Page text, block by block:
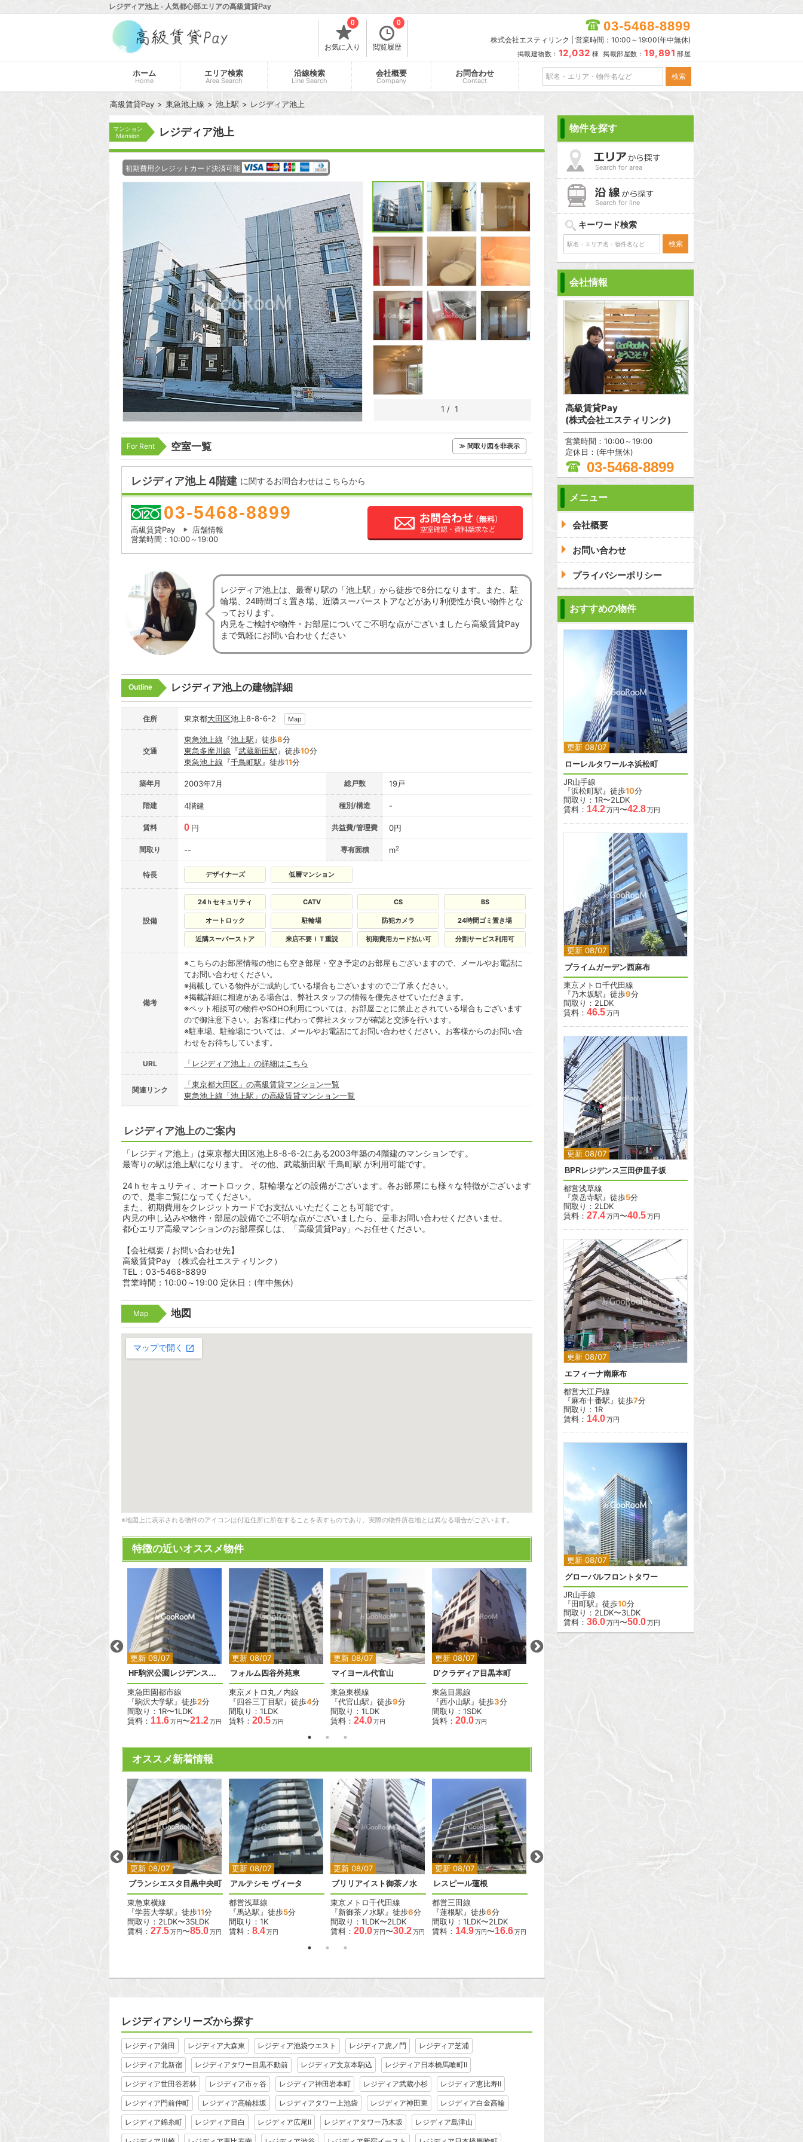
レジディア池上 - 人気都心部エリアの高級賃貸Pay
お気に入り
0
閲覧履歴
0 03-5468-8899
株式会社エスティリンク | 営業時間：10:00～19:00(年中無休)
掲載建物数： 12,032 棟 掲載部屋数： 19,891 部屋
ホーム
Home
エリア検索
Area Search
沿線検索
Line Search
会社概要
Company
お問合わせ
Contact
高級賃貸Pay 東急池上線 池上駅 レジディア池上
マンション
Mansion
レジディア池上
初期費用クレジットカード決済可能
1 / 1
For Rent 空室一覧 ≫ 間取り図を非表示
レジディア池上 4階建 に関するお問合わせはこちらから
03-5468-8899
高級賃貸Pay
店舗情報
営業時間：10:00～19:00
レジディア池上は、最寄り駅の「池上駅」から徒歩で8分になります。また、駐
輪場、24時間ゴミ置き場、近隣スーパーストアなどがあり利便性が良い物件とな
っております。
内見をご検討や物件・お部屋についてご不明な点がございましたら高級賃貸Pay
まで気軽にお問い合わせください
Outline レジディア池上の建物詳細
住所 東京都大田区池上8-8-6-2 Map
交通
東急池上線 『池上駅 』徒歩8分
東急多摩川線 『武蔵新田駅 』徒歩10分
東急池上線 『千鳥町駅 』徒歩11分
築年月 2003年7月 総戸数 19戸
階建 4階建 種別/構造 -
賃料 0 円 共益費/管理費 0円
間取り -- 専有面積 m2
特長 デザイナーズ 低層マンション
設備
24ｈセキュリティ CATV CS BS
オートロック 駐輪場 防犯カメラ 24時間ゴミ置き場
近隣スーパーストア 来店不要ＩＴ重説 初期費用カード払い可 分割サービス利用可
備考
※こちらのお部屋情報の他にも空き部屋・空き予定のお部屋もございますので、メールやお電話に
てお問い合わせください。
※掲載している物件がご成約している場合もございますのでご了承ください。
※掲載詳細に相違がある場合は、弊社スタッフの情報を優先させていただきます。
※ペット相談可の物件やSOHO利用については、お部屋ごとに禁止とされている場合もございます
ので御注意下さい。お客様に代わって弊社スタッフが確認と交渉を行います。
※駐車場、駐輪場については、メールやお電話にてお問い合わせください。お客様からのお問い合
わせをお待ちしています。
URL 「レジディア池上」の詳細はこちら
関連リンク
「東京都大田区」の高級賃貸マンション一覧
東急池上線「池上駅」の高級賃貸マンション一覧
レジディア池上のご案内
「レジディア池上」は東京都大田区池上8-8-6-2にある2003年築の4階建のマンションです。
最寄りの駅は池上駅になります。 その他、武蔵新田駅 千鳥町駅 が利用可能です。
24ｈセキュリティ、オートロック、駐輪場などの設備がございます。各お部屋にも様々な特徴がございます
ので、是非ご覧になってください。
また、初期費用をクレジットカードでお支払いいただくことも可能です。
内見の申し込みや物件・部屋の設備でご不明な点がございましたら、是非お問い合わせくださいませ。
都心エリア高級マンションのお部屋探しは、「高級賃貸Pay」へお任せください。
【会社概要 / お問い合わせ先】
高級賃貸Pay （株式会社エスティリンク）
TEL：03-5468-8899
営業時間：10:00～19:00 定休日：(年中無休)
Map 地図
※地図上に表示される物件のアイコンは付近住所に所在することを表すものであり、実際の物件所在地とは異なる場合がございます。
特徴の近いオススメ物件
更新 08/07
2
HF駒沢公園レジデンスタワー
東急田園都市線
『駒沢大学駅』徒歩2分
間取り：1R〜1LDK
賃料： 11.6万円〜21.2万円
更新 08/07
2
フォルム四谷外苑東
東京メトロ丸ノ内線
『四谷三丁目駅』徒歩4分
間取り：1LDK
賃料： 20.5万円
更新 08/07
2
マイヨール代官山
東急東横線
『代官山駅』徒歩9分
間取り：1LDK
賃料： 24.0万円
更新 08/07
2
D’クラディア目黒本町
東急目黒線
『西小山駅』徒歩3分
間取り：1SDK
賃料： 20.0万円
2
オススメ新着情報
更新 08/07 更新 08/07
2
ブランシエスタ目黒中央町
東急東横線
『学芸大学駅』徒歩11分
間取り：2LDK〜3SLDK
賃料： 27.5万円〜85.0万円
更新 08/07
2
アルテシモ ヴィータ
都営浅草線
『馬込駅』徒歩5分
間取り：1K
賃料： 8.4万円
更新 08/07
2
ブリリアイスト御茶ノ水
東京メトロ千代田線
『新御茶ノ水駅』徒歩6分
間取り：1LDK〜2LDK
賃料： 20.0万円〜30.2万円
更新 08/07
2 2
レスピール蓮根
都営三田線
『蓮根駅』徒歩6分
間取り：1LDK〜2LDK
賃料： 14.9万円〜16.6万円
ベルメゾン尾山台駅前
更新 08/07 更新 08/07
ACPレジデンス
レジディアシリーズから探す
レジディア蒲田 レジディア大森東 レジディア池袋ウエスト レジディア虎ノ門 レジディア芝浦
レジディア北新宿 レジディアタワー目黒不動前 レジディア文京本駒込 レジディア日本橋馬喰町Ⅱ
レジディア世田谷若林 レジディア市ヶ谷 レジディア神田岩本町 レジディア武蔵小杉 レジディア恵比寿Ⅱ
レジディア門前仲町 レジディア高輪桂坂 レジディアタワー上池袋 レジディア神田東 レジディア白金高輪
レジディア錦糸町 レジディア目白 レジディア広尾Ⅱ レジディアタワー乃木坂 レジディア島津山
物件を探す
Search for area
Search for line
キーワード検索
会社情報
高級賃貸Pay
(株式会社エスティリンク)
営業時間：10:00～19:00
定休日：(年中無休)
03-5468-8899
メニュー
会社概要
お問い合わせ
プライバシーポリシー
おすすめの物件
更新 08/07
2 2
ローレルタワールネ浜松町
JR山手線
『浜松町駅』徒歩10分
間取り：1R〜2LDK
賃料： 14.2万円〜42.8万円
更新 08/07
2
プライムガーデン西麻布
東京メトロ千代田線
『乃木坂駅』徒歩9分
間取り：2LDK
賃料： 46.5万円
更新 08/07
2 2
BPRレジデンス三田伊皿子坂
都営浅草線
『泉岳寺駅』徒歩5分
間取り：2LDK
賃料： 27.4万円〜40.5万円
更新 08/07
2
エフィーナ南麻布
都営大江戸線
『麻布十番駅』徒歩7分
間取り：1R
賃料： 14.0万円
更新 08/07
2
グローバルフロントタワー
JR山手線
『田町駅』徒歩10分
間取り：2LDK〜3LDK
賃料： 36.0万円〜50.0万円